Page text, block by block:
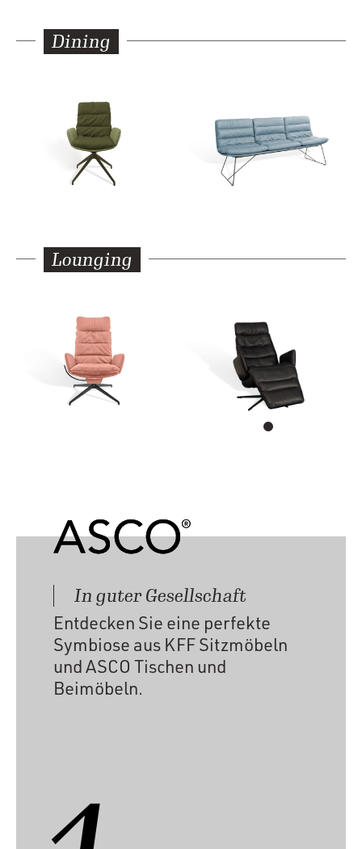
Dining
Lounging
In guter Gesellschaft
Entdecken Sie eine perfekte
Symbiose aus KFF Sitzmöbeln
und ASCO Tischen und
Beimöbeln.